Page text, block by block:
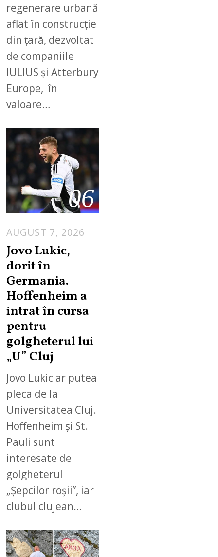
regenerare urbană
aflat în construcție
din țară, dezvoltat
de companiile
IULIUS și Atterbury
Europe, în
valoare…
06
AUGUST 7, 2026
Jovo Lukic,
dorit în
Germania.
Hoffenheim a
intrat în cursa
pentru
golgheterul lui
„U” Cluj
Jovo Lukic ar putea
pleca de la
Universitatea Cluj.
Hoffenheim și St.
Pauli sunt
interesate de
golgheterul
„Șepcilor roșii”, iar
clubul clujean…